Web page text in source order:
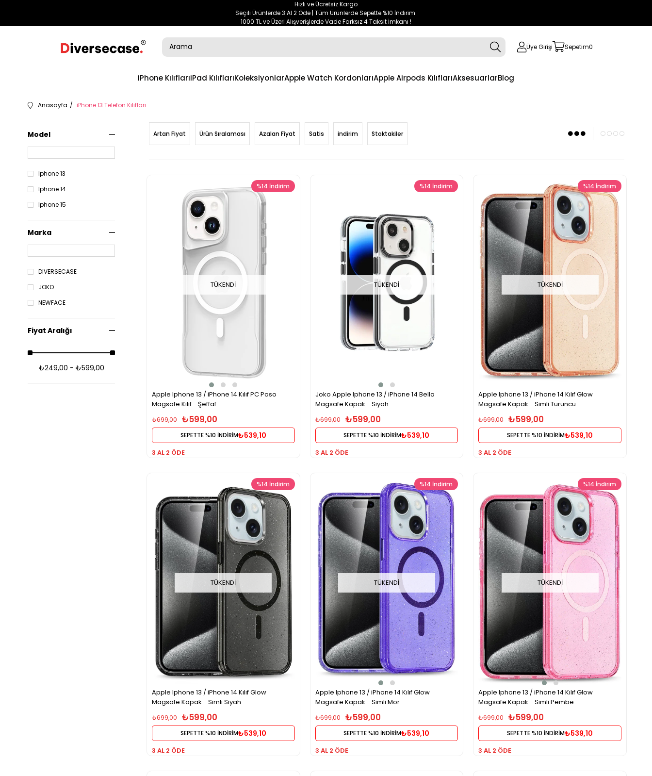
Hızlı ve Ücretsiz Kargo
Seçili Ürünlerde 3 Al 2 Öde | Tüm Ürünlerde Sepette %10 İndirim
1000 TL ve Üzeri Alışverişlerde Vade Farksız 4 Taksit İmkanı !
Üye Girişi Sepetim0
iPhone KılıflarıiPad KılıflarıKoleksiyonlarApple Watch KordonlarıApple Airpods KılıflarıAksesuarlarBlog
Anasayfa iPhone 13 Telefon Kılıfları
Model
Iphone 13
Iphone 14
Iphone 15
Marka
DIVERSECASE
JOKO
NEWFACE
Fiyat Aralığı
₺249,00 - ₺599,00
Artan Fiyat Ürün Sıralaması Azalan Fiyat Satis indirim Stoktakiler
TÜKENDI
Apple Iphone 13 / iPhone 14 Kılıf PC Poso
Magsafe Kılıf - Şeffaf
₺599,00
₺699,00
SEPETTE %10 İNDİRİM₺539,10
%14 İndirim
3 AL 2 ÖDE
TÜKENDI
Joko Apple Iphone 13 / iPhone 14 Bella
Magsafe Kapak - Siyah
₺599,00
₺699,00
SEPETTE %10 İNDİRİM₺539,10
%14 İndirim
3 AL 2 ÖDE
TÜKENDI
Apple Iphone 13 / iPhone 14 Kılıf Glow
Magsafe Kapak - Simli Turuncu
₺599,00
₺699,00
SEPETTE %10 İNDİRİM₺539,10
%14 İndirim
3 AL 2 ÖDE
TÜKENDI
Apple Iphone 13 / iPhone 14 Kılıf Glow
Magsafe Kapak - Simli Siyah
₺599,00
₺699,00
SEPETTE %10 İNDİRİM₺539,10
%14 İndirim
3 AL 2 ÖDE
TÜKENDI
Apple Iphone 13 / iPhone 14 Kılıf Glow
Magsafe Kapak - Simli Mor
₺599,00
₺699,00
SEPETTE %10 İNDİRİM₺539,10
%14 İndirim
3 AL 2 ÖDE
TÜKENDI
Apple Iphone 13 / iPhone 14 Kılıf Glow
Magsafe Kapak - Simli Pembe
₺599,00
₺699,00
SEPETTE %10 İNDİRİM₺539,10
%14 İndirim
3 AL 2 ÖDE